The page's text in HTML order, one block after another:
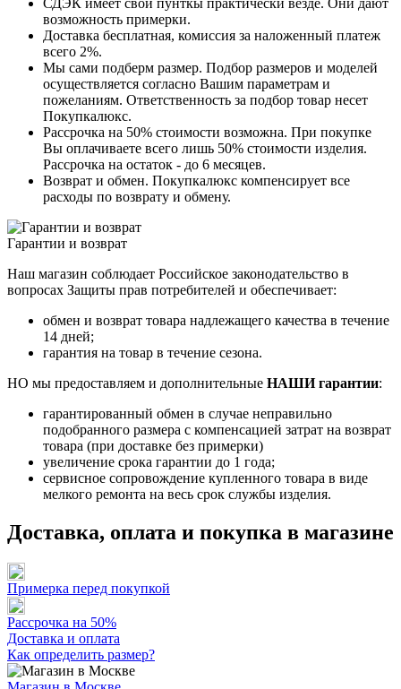
СДЭК имеет свои пунткы практически везде. Они дают
возможность примерки.
Доставка бесплатная, комиссия за наложенный платеж
всего 2%.
Мы сами подберм размер. Подбор размеров и моделей
осуществляется согласно Вашим параметрам и
пожеланиям. Ответственность за подбор товар несет
Покупкалюкс.
Рассрочка на 50% стоимости возможна. При покупке
Вы оплачиваете всего лишь 50% стоимости изделия.
Рассрочка на остаток - до 6 месяцев.
Возврат и обмен. Покупкалюкс компенсирует все
расходы по возврату и обмену.
Гарантии и возврат
Наш магазин соблюдает Российское законодательство в
вопросах Защиты прав потребителей и обеспечивает:
обмен и возврат товара надлежащего качества в течение
14 дней;
гарантия на товар в течение сезона.
НО мы предоставляем и дополнительные НАШИ гарантии:
гарантированный обмен в случае неправильно
подобранного размера с компенсацией затрат на возврат
товара (при доставке без примерки)
увеличение срока гарантии до 1 года;
сервисное сопровождение купленного товара в виде
мелкого ремонта на весь срок службы изделия.
Доставка, оплата и покупка в магазине
Примерка перед покупкой
Рассрочка на 50%
Доставка и оплата
Как определить размер?